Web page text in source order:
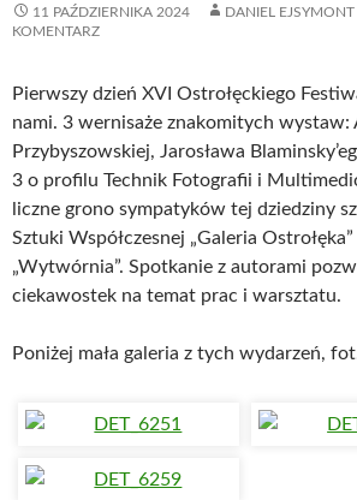
11 PAŹDZIERNIKA 2024 DANIEL EJSYMONT
KOMENTARZ
Pierwszy dzień XVI Ostrołęckiego
nami. 3 wernisaże znakomitych wystaw:
Przybyszowskiej, Jarosława
3 o profilu Technik Fotografii i
liczne grono sympatyków tej dziedziny
Sztuki Współczesnej „Galeria
„Wytwórnia”. Spotkanie z autorami
ciekawostek na temat prac i warsztatu.
Poniżej mała galeria z tych wydarzeń,